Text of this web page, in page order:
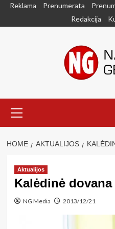
SkipReklama Prenumerata
Redakcija
Menu
HOME AKTUALIJOS
Aktualijos
Kalėdinė
NG Media 2013/12/21